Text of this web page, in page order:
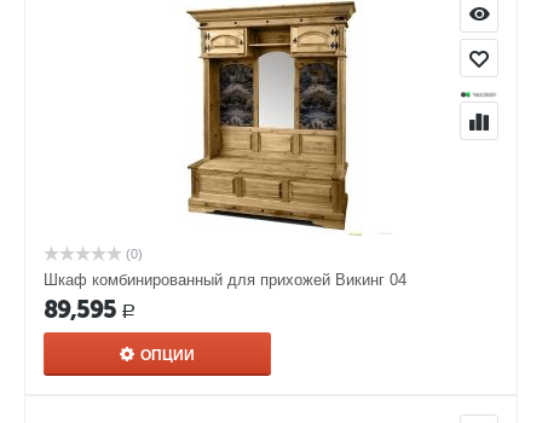
(0)
Шкаф комбинированный для прихожей Викинг 04
89,595 Р
ОПЦИИ